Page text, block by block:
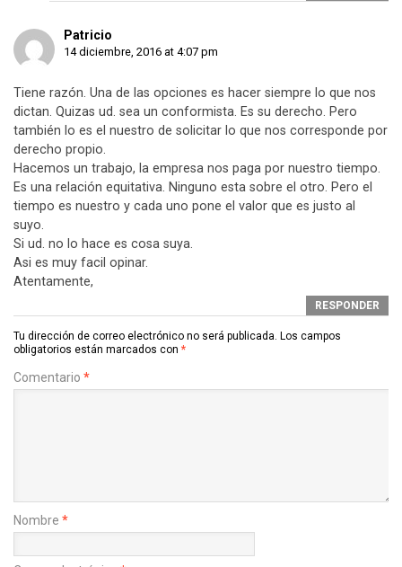
Patricio
14 diciembre, 2016 at 4:07 pm
Tiene razón. Una de las opciones es hacer siempre lo que nos
dictan. Quizas ud. sea un conformista. Es su derecho. Pero
también lo es el nuestro de solicitar lo que nos corresponde por
derecho propio.
Hacemos un trabajo, la empresa nos paga por nuestro tiempo.
Es una relación equitativa. Ninguno esta sobre el otro. Pero el
tiempo es nuestro y cada uno pone el valor que es justo al
suyo.
Si ud. no lo hace es cosa suya.
Asi es muy facil opinar.
Atentamente,
RESPONDER
Tu dirección de correo electrónico no será publicada. Los campos
obligatorios están marcados con *
Comentario *
Nombre *